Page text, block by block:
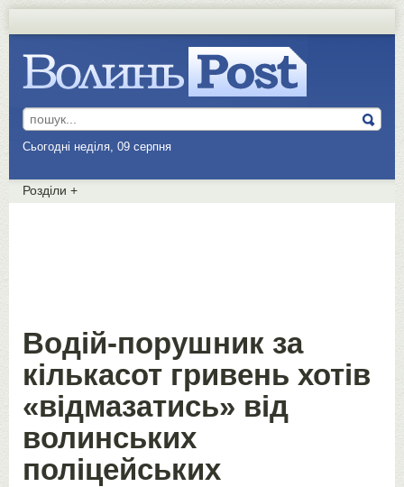
Сьогодні неділя, 09 серпня
Розділи +
Водій-порушник за
кількасот гривень хотів
«відмазатись» від
волинських
поліцейських